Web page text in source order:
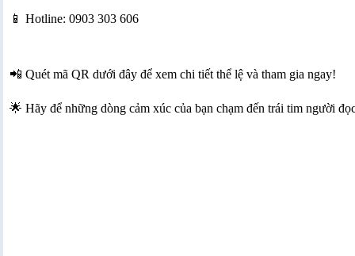
📱 Hotline: 0903 303 606
📲 Quét mã QR dưới đây để xem chi tiết thể lệ và tham gia ngay!
🌟 Hãy để những dòng cảm xúc của bạn chạm đến trái tim người